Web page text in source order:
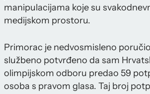
manipulacijama koje su
medijskom prostoru.
Primorac je nedvosmisleno
službeno potvrđeno da sam
olimpijskom odboru predao 59
osoba s pravom glasa. Taj broj